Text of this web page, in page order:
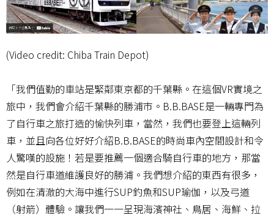
(Video credit: Chiba Train Depot)
「我們值勤的車站是緊鄰東京都的千葉縣。在這個VR實境之
旅中，我們會介紹千葉縣的勝浦市。B.B.BASE是一輛專門為
了自行車之旅打造的愉快列車，當然，我們也要登上這輛列
車，並且向各位好好介紹B.B.BASE的時尚車內空間設計和令
人驚嘆的設施！若是要推薦一個適合騎自行車的地方，那當
然是自行車道維護良好的勝浦。我們想介紹的東西有很多，
例如在清澈的大海中進行SUP釣魚和SUP瑜伽，以及弓道
（射箭）體驗。讓我們一一呈現海濱神社、鳥居、海鮮、拉